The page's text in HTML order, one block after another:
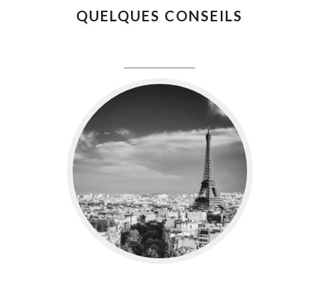
QUELQUES CONSEILS